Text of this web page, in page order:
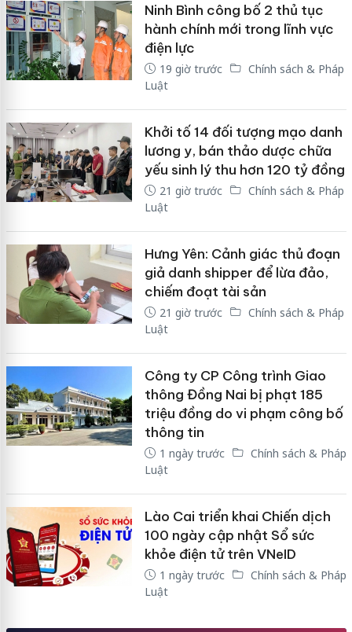
Ninh Bình công bố 2 thủ tục
hành chính mới trong lĩnh vực
điện lực
19 giờ trước
Chính sách & Pháp
Luật
Khởi tố 14 đối tượng mạo danh
lương y, bán thảo dược chữa
yếu sinh lý thu hơn 120 tỷ đồng
21 giờ trước
Chính sách & Pháp
Luật
Hưng Yên: Cảnh giác thủ đoạn
giả danh shipper để lừa đảo,
chiếm đoạt tài sản
21 giờ trước
Chính sách & Pháp
Luật
Công ty CP Công trình Giao
thông Đồng Nai bị phạt 185
triệu đồng do vi phạm công bố
thông tin
1 ngày trước
Chính sách & Pháp
Luật
Lào Cai triển khai Chiến dịch
100 ngày cập nhật Sổ sức
khỏe điện tử trên VNeID
1 ngày trước
Chính sách & Pháp
Luật